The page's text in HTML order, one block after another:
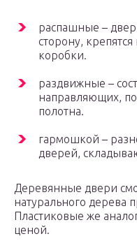
распашные –
сторону,
коробки.
раздвижные –
направляющих,
полотна.
гармошкой –
дверей,
Деревянные двери
натурального дерева
Пластиковые же
ценой.